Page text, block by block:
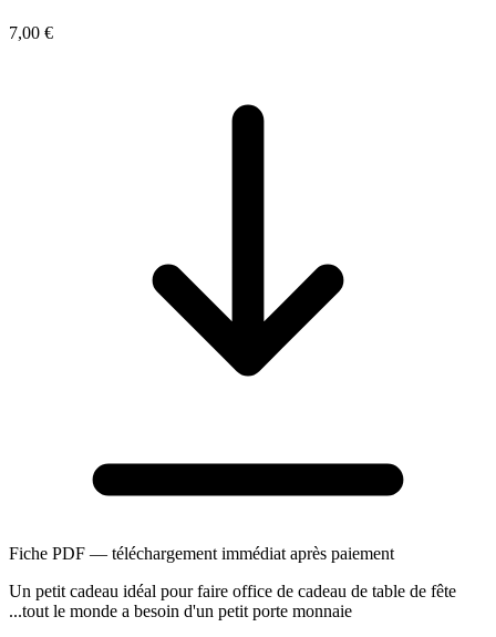
7,00 €
Fiche PDF — téléchargement immédiat après paiement
Un petit cadeau idéal pour faire office de cadeau de table de fête
...tout le monde a besoin d'un petit porte monnaie